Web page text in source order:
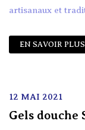
artisanaux et
EN SAVOIR PLUS
12 MAI 2021
Gels douche